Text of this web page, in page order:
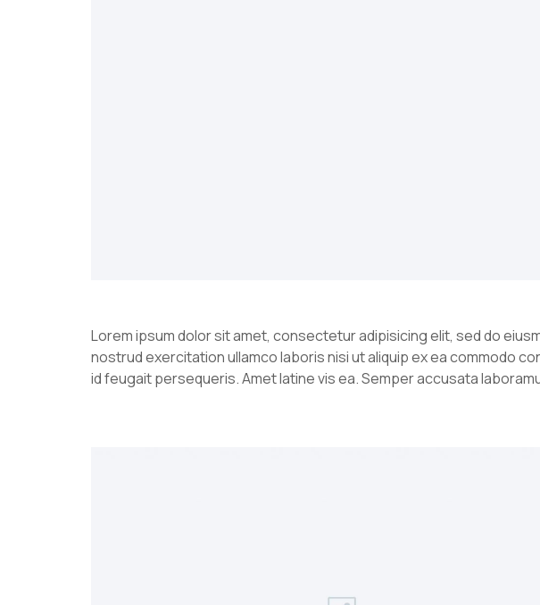
Lorem ipsum dolor sit amet, consectetur adipisicing elit, sed do
nostrud exercitation ullamco laboris nisi ut aliquip ex ea commodo
id feugait persequeris. Amet latine vis ea. Semper accusata